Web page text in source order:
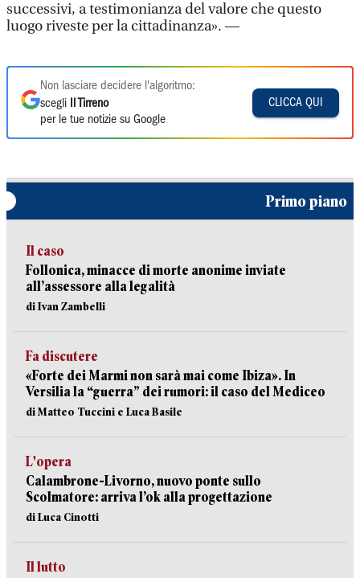
successivi, a testimonianza del valore che questo
luogo riveste per la cittadinanza». —
Non lasciare decidere l'algoritmo:
scegli
Il Tirreno
per le tue notizie su Google
CLICCA QUI
Primo piano
Il caso
Follonica, minacce di morte anonime inviate
all’assessore alla legalità
di Ivan Zambelli
Fa discutere
«Forte dei Marmi non sarà mai come Ibiza». In
Versilia la “guerra” dei rumori: il caso del Mediceo
di Matteo Tuccini e Luca Basile
L'opera
Calambrone-Livorno, nuovo ponte sullo
Scolmatore: arriva l’ok alla progettazione
di Luca Cinotti
Il lutto